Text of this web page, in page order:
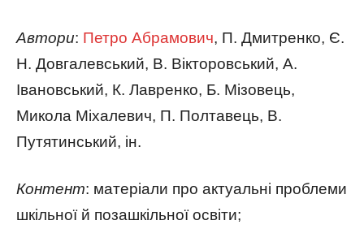
Автори: Петро Абрамович, П. Дмитренко, Є.
Н. Довгалевський, В. Вікторовський, А.
Івановський, К. Лавренко, Б. Мізовець,
Микола Міхалевич, П. Полтавець, В.
Путятинський, ін.
Контент: матеріали про актуальні проблеми
шкільної й позашкільної освіти;